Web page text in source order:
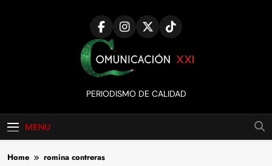
Comunicación
XXI
PERIODISMO DE CALIDAD
MENU
Home romina contreras